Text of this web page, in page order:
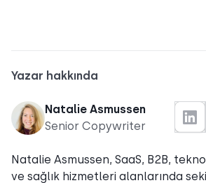
Yazar hakkında
Natalie Asmussen
Senior Copywriter
Natalie Asmussen, SaaS, B2B,
ve sağlık hizmetleri alanlarında